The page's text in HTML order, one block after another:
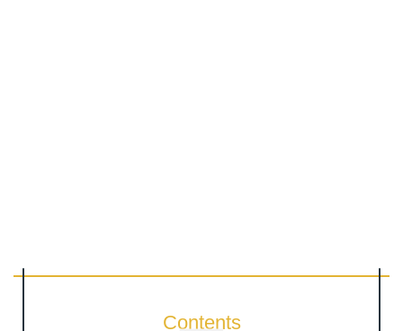
Contents